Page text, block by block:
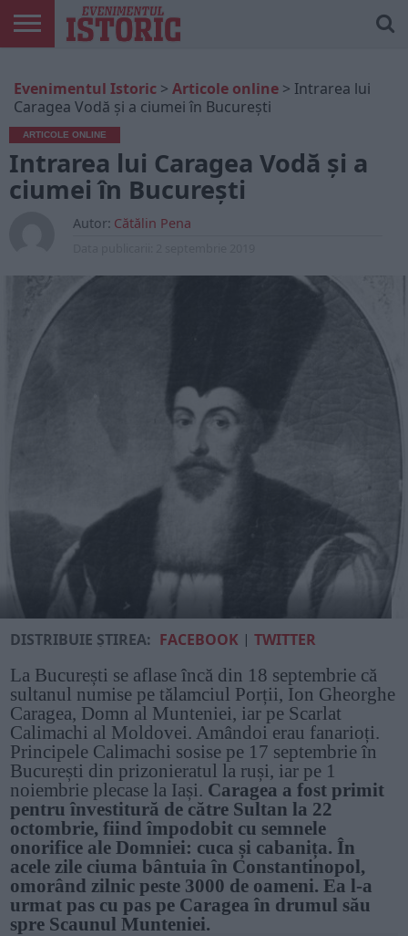
ONLINE
EDIȚII
TIPĂRITE
ISTORIC
PLAY
CONTUL
MEU
Evenimentul Istoric > Articole online > Intrarea lui
Caragea Vodă și a ciumei în București
ARTICOLE ONLINE
Intrarea lui Caragea Vodă și a
ciumei în București
Autor: Cătălin Pena
DISTRIBUIE ȘTIREA: FACEBOOK |TWITTER
La București se aflase încă din 18 septembrie că
sultanul numise pe tălamciul Porții, Ion Gheorghe
Caragea, Domn al Munteniei, iar pe Scarlat
Calimachi al Moldovei. Amândoi erau fanarioți.
Principele Calimachi sosise pe 17 septembrie în
București din prizonieratul la ruși, iar pe 1
noiembrie plecase la Iași. Caragea a fost primit
pentru învestitură de către Sultan la 22
octombrie, fiind împodobit cu semnele
onorifice ale Domniei: cuca și cabanița. În
acele zile ciuma bântuia în Constantinopol,
omorând zilnic peste 3000 de oameni. Ea l-a
urmat pas cu pas pe Caragea în drumul său
spre Scaunul Munteniei.